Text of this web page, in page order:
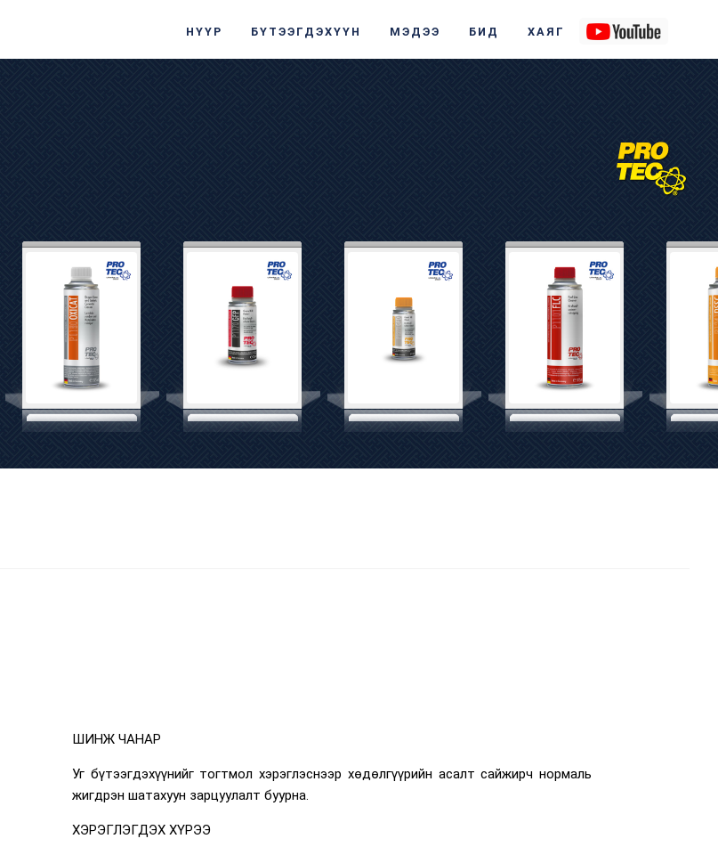
НҮҮР БҮТЭЭГДЭХҮҮН МЭДЭЭ БИД ХАЯГ
ШИНЖ ЧАНАР
Уг бүтээгдэхүүнийг тогтмол хэрэглэснээр хөдөлгүүрийн асалт сайжирч нормаль
жигдрэн шатахуун зарцуулалт буурна.
ХЭРЭГЛЭГДЭХ ХҮРЭЭ